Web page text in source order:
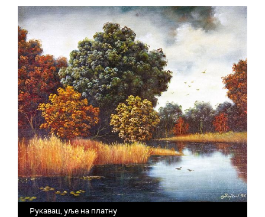
Рукавац, уље на платну